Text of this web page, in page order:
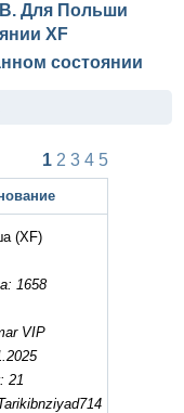
Для Польши
XF
состоянии
1 2 3 4 5
(XF)
1658
VIP
21